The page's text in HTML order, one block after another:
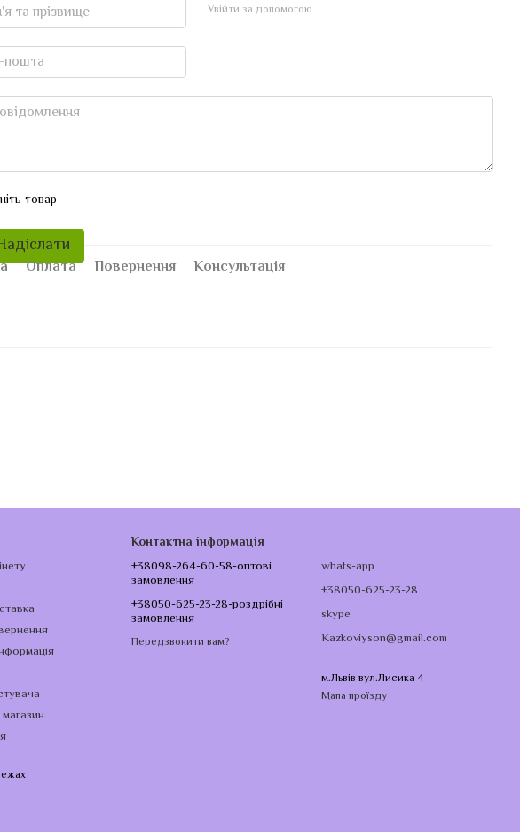
Увійти за допомогою
товар
Оплата Повернення Консультація
Контактна інформація
+38098-264-60-58-оптові
замовлення
+38050-625-23-28-роздрібні
замовлення
Передзвонити вам?
whats-app
+38050-625-23-28
skype
Kazkoviyson@gmail.com
м.Львів вул.Лисика 4
Мапа проїзду